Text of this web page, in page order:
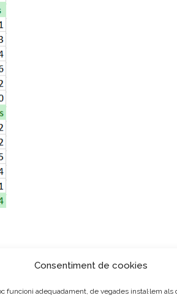
Consentiment de cookies
funcioni adequadament, de vegades instal·lem als